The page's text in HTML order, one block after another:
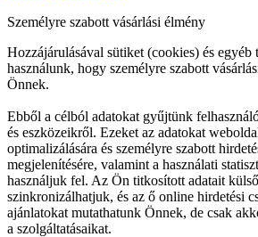
Személyre szabott vásárlási élmény
Hozzájárulásával sütiket (cookies) és egyéb
használunk, hogy személyre szabott
Önnek.
Ebből a célból adatokat gyűjtünk
és eszközeikről. Ezeket az adatokat
optimalizálására és személyre szabott
megjelenítésére, valamint a használati
használjuk fel. Az Ön titkosított adatait
szinkronizálhatjuk, és az ő online hirdetési
ajánlatokat mutathatunk Önnek, de csak
a szolgáltatásaikat.